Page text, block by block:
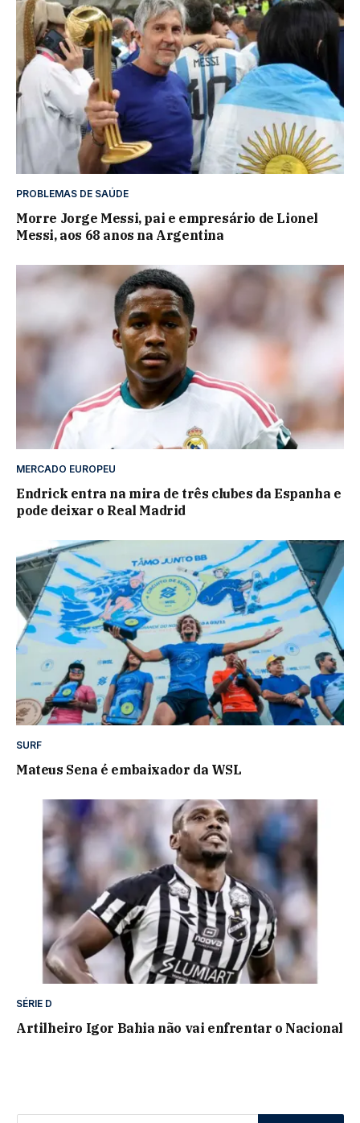
PROBLEMAS DE SAÚDE
Morre Jorge Messi, pai e empresário de Lionel
Messi, aos 68 anos na Argentina
MERCADO EUROPEU
Endrick entra na mira de três clubes da Espanha e
pode deixar o Real Madrid
SURF
Mateus Sena é embaixador da WSL
SÉRIE D
Artilheiro Igor Bahia não vai enfrentar o Nacional